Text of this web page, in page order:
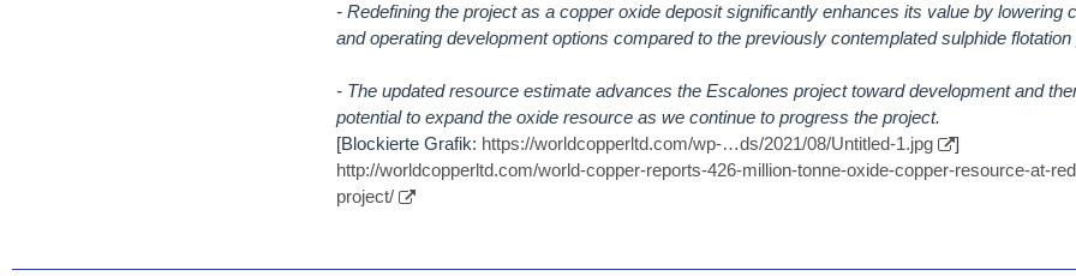
- Redefining the project as a copper oxide deposit significantly enhances its value by lowering
and operating development options compared to the previously contemplated sulphide flotation
- The updated resource estimate advances the Escalones project toward development and
potential to expand the oxide resource as we continue to progress the project.
[Blockierte Grafik: https://worldcopperltd.com/wp-…ds/2021/08/Untitled-1.jpg
]
http://worldcopperltd.com/world-copper-reports-426-million-tonne-oxide-copper-resource-at-
project/